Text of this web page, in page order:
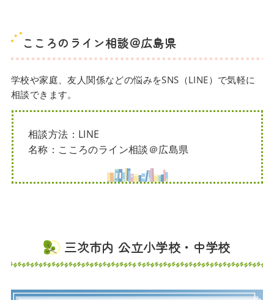
こころのライン相談＠広島県
学校や家庭、友人関係などの悩みをSNS（LINE）で気軽に
相談できます。
相談方法：LINE
名称：こころのライン相談＠広島県
三次市内 公立小学校・中学校